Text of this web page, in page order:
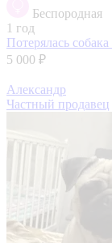
Беспородная
1 год
Потерялась собака
5 000 ₽
Александр
Частный продавец